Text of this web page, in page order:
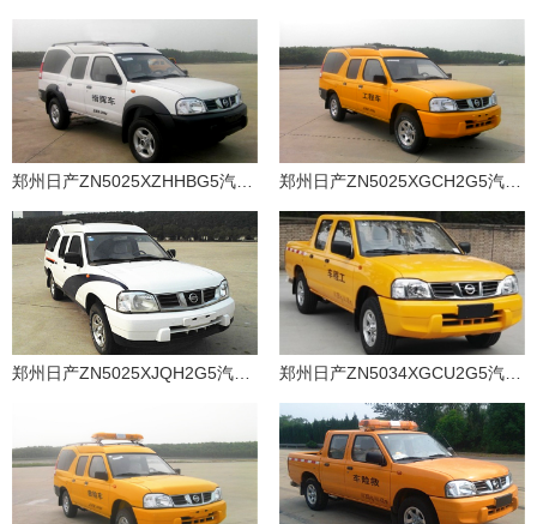
郑州日产ZN5025XGCH2G5汽油国五工程车
郑州日产ZN5034XGCU2G5汽油国五工程车